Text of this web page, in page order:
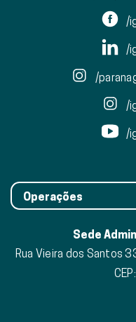
/
/
/
/
/
Operações
Sede
Rua Vieira dos Santos